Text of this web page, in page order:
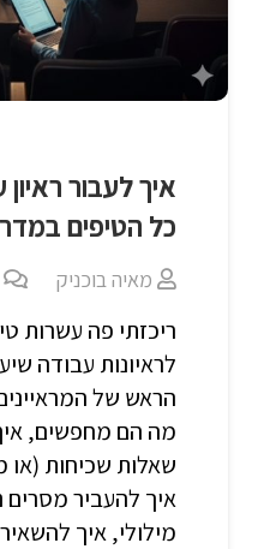
איך לעבור
כל הטיפים
מאיה בוכניק
ריכזתי פה עשרות
לראיונות עבודה
הראש של
מה הם מחפשים,
שאלות שכיחות (או
איך להעביר מסרים
מילולי, איך